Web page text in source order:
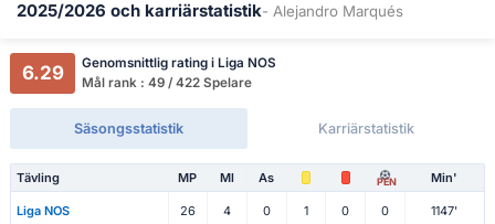
2025/2026 och karriärstatistik- Alejandro Marqués
6.29
Genomsnittlig rating i Liga NOS
Mål rank : 49 / 422 Spelare
Säsongsstatistik Karriärstatistik
Tävling MP Ml As PEN Min'
Liga NOS 26 4 0 1 0 0 1147'